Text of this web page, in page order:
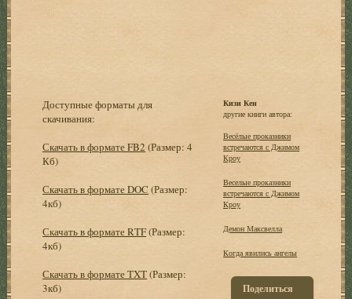
Доступные форматы для
скачивания:
Скачать в формате FB2 (Размер: 4
Кб)
Скачать в формате DOC (Размер:
4кб)
Скачать в формате RTF(Размер:
4кб)
Скачать в формате TXT(Размер:
3кб)
Кизи Кен
другие книги автора:
Весёлые проказники
встречаются с Джимом
Кроу
Веселые проказники
встречаются с Джимом
Кроу
Демон Максвелла
Когда явились ангелы
Поделиться